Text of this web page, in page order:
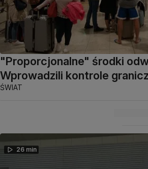
"Proporcjonalne" środki
Wprowadzili kontrole
ŚWIAT
26 min